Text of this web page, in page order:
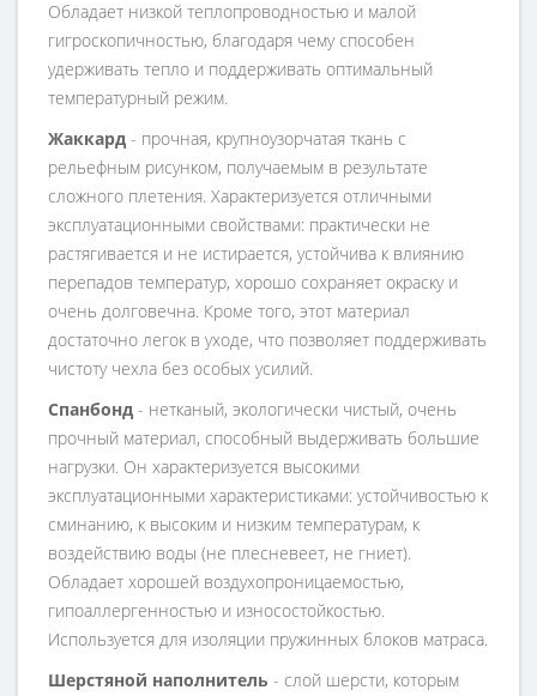
Обладает низкой теплопроводностью и малой
гигроскопичностью, благодаря чему способен
удерживать тепло и поддерживать оптимальный
температурный режим.
Жаккард - прочная, крупноузорчатая ткань с
рельефным рисунком, получаемым в результате
сложного плетения. Характеризуется отличными
эксплуатационными свойствами: практически не
растягивается и не истирается, устойчива к влиянию
перепадов температур, хорошо сохраняет окраску и
очень долговечна. Кроме того, этот материал
достаточно легок в уходе, что позволяет поддерживать
чистоту чехла без особых усилий.
Спанбонд - нетканый, экологически чистый, очень
прочный материал, способный выдерживать большие
нагрузки. Он характеризуется высокими
эксплуатационными характеристиками: устойчивостью к
сминанию, к высоким и низким температурам, к
воздействию воды (не плесневеет, не гниет).
Обладает хорошей воздухопроницаемостью,
гипоаллергенностью и износостойкостью.
Используется для изоляции пружинных блоков матраса.
Шерстяной наполнитель - слой шерсти, которым